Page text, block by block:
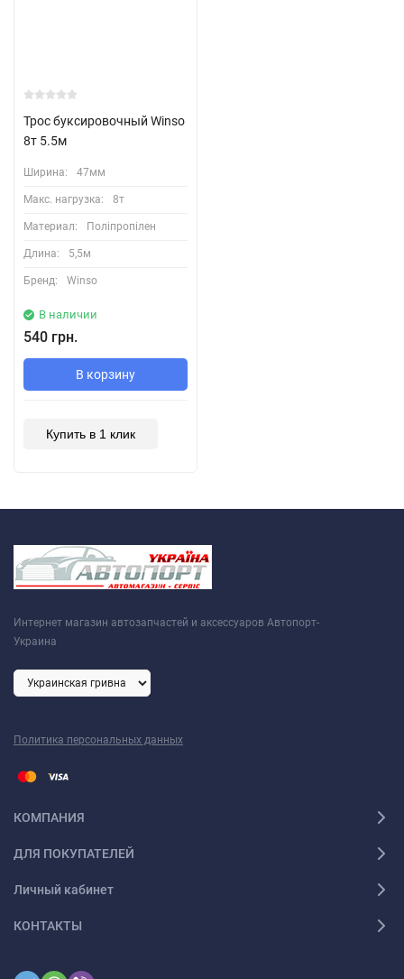
Трос буксировочный Winso
8т 5.5м
Ширина: 47мм
Макс. нагрузка: 8т
Материал: Поліпропілен
Длина: 5,5м
Бренд: Winso
В наличии
540 грн.
В корзину
Купить в 1 клик
Интернет магазин автозапчастей и аксессуаров Автопорт-
Украина
Политика персональных данных
КОМПАНИЯ
ДЛЯ ПОКУПАТЕЛЕЙ
Личный кабинет
КОНТАКТЫ